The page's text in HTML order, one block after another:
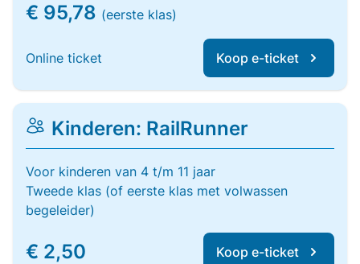
€ 95,78 (eerste klas)
Online ticket Koop e-ticket
Kinderen: RailRunner
Voor kinderen van 4 t/m 11 jaar
Tweede klas (of eerste klas met volwassen
begeleider)
€ 2,50 Koop e-ticket